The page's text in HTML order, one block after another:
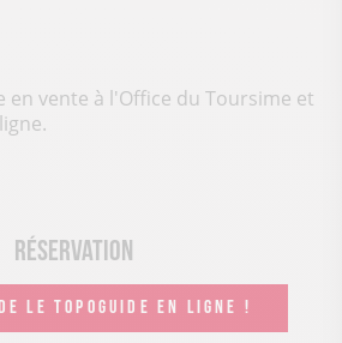
en vente à l'Office du Toursime et
Réservation
LE TOPOGUIDE EN LIGNE !